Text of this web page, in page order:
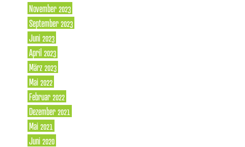
November 2023
September 2023
Juni 2023
April 2023
März 2023
Mai 2022
Februar 2022
Dezember 2021
Mai 2021
Juni 2020